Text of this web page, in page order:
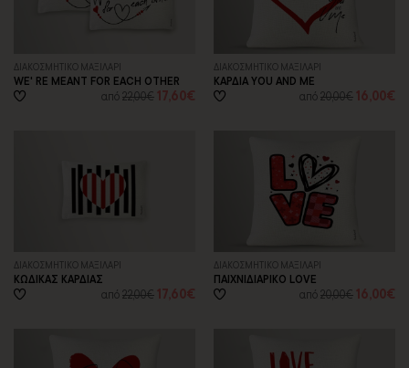
ΔΙΑΚΟΣΜΗΤΙΚΟ ΜΑΞΙΛΑΡΙ
WE' RE MEANT FOR EACH OTHER
από22,00€ 17,60€
ΔΙΑΚΟΣΜΗΤΙΚΟ ΜΑΞΙΛΑΡΙ
ΚΑΡΔΙΑ YOU AND ME
από20,00€ 16,00€
ΔΙΑΚΟΣΜΗΤΙΚΟ ΜΑΞΙΛΑΡΙ
ΚΩΔΙΚΑΣ ΚΑΡΔΙΑΣ
από22,00€ 17,60€
ΔΙΑΚΟΣΜΗΤΙΚΟ ΜΑΞΙΛΑΡΙ
ΠΑΙΧΝΙΔΙΑΡΙΚΟ LOVE
από20,00€ 16,00€